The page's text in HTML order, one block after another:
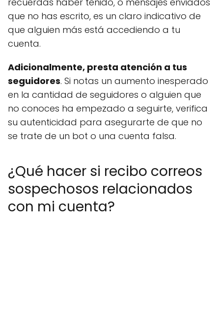
que no has escrito, es un claro indicativo de
que alguien más está accediendo a tu
cuenta.
Adicionalmente, presta atención a tus
seguidores. Si notas un aumento inesperado
en la cantidad de seguidores o alguien que
no conoces ha empezado a seguirte, verifica
su autenticidad para asegurarte de que no
se trate de un bot o una cuenta falsa.
¿Qué hacer si recibo correos
sospechosos relacionados
con mi cuenta?